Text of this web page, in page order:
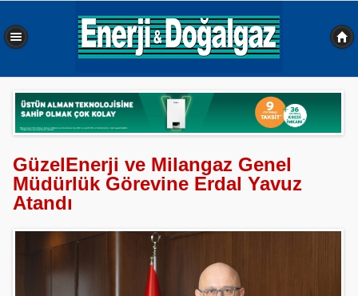
GüzelEnerji ve Milangaz Genel
Müdürlük Görevine Erdal Yavuz
Atandı
0,492 sn